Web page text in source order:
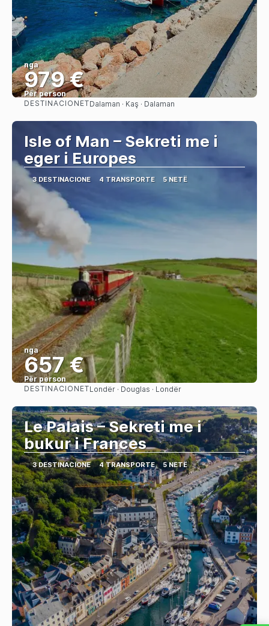
nga
979 €
Për person
Shihni
DESTINACIONETDalaman · Kaş · Dalaman
Isle of Man – Sekreti me i
eger i Europes
3 DESTINACIONE 4 TRANSPORTE 5 NETË
nga
657 €
Për person
Shihni
DESTINACIONETLondër · Douglas · Londër
Le Palais – Sekreti me i
bukur i Frances
3 DESTINACIONE 4 TRANSPORTE 5 NETË